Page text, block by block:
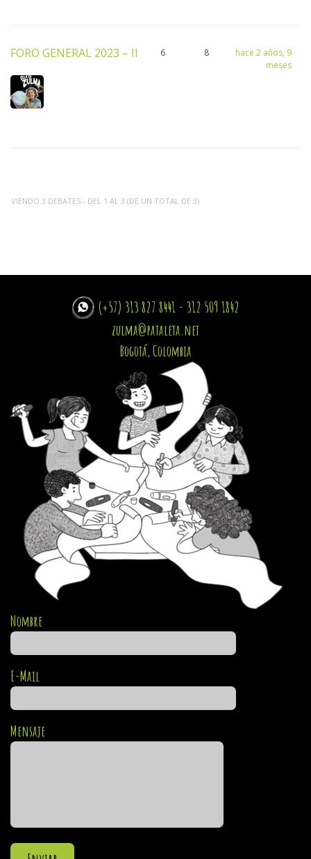
FORO GENERAL 2023 – II 6 8
hace 2 años, 9
meses
VIENDO 3 DEBATES - DEL 1 AL 3 (DE UN TOTAL DE 3)
(+57) 313 827 8441 - 312 509 1842
zulma@pataleta.net
Bogotá, Colombia
Nombre
E-Mail
Mensaje